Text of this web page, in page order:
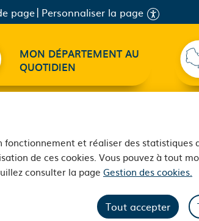
fonctionnement et réaliser des statistiques
de ces cookies. Vous pouvez à tout
consulter la page Gestion des cookies.
Tout accepter
page Personnaliser la page
MON DÉPARTEMENT AU
QUOTIDIEN